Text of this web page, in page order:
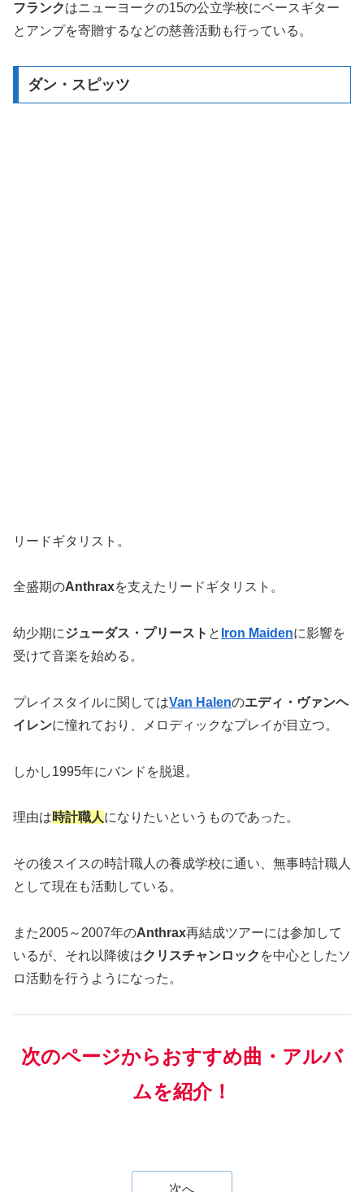
フランクはニューヨークの15の公立学校にベースギター
とアンプを寄贈するなどの慈善活動も行っている。
ダン・スピッツ
リードギタリスト。
全盛期のAnthraxを支えたリードギタリスト。
幼少期にジューダス・プリースト と Iron Maidenに影響を
受けて音楽を始める。
プレイスタイルに関してはVan Halenのエディ・ヴァンヘ
イレンに憧れており、メロディックなプレイが目立つ。
しかし1995年にバンドを脱退。
理由は時計職人になりたいというものであった。
その後スイスの時計職人の養成学校に通い、無事時計職人
として現在も活動している。
また2005～2007年のAnthrax再結成ツアーには参加して
いるが、それ以降彼はクリスチャンロック を中心としたソ
ロ活動を行うようになった。
次のページからおすすめ曲・アルバ
ムを紹介！